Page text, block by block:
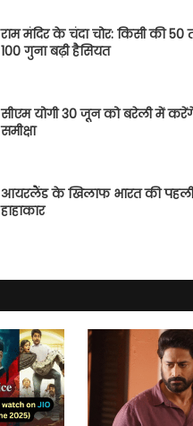
राम मंदिर के चंदा चोर: किसी की 50
100 गुना बढ़ी हैसियत
सीएम योगी 30 जून को बरेली में
समीक्षा
आयरलैंड के खिलाफ भारत की पहली
हाहाकार